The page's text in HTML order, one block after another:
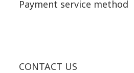
Payment service method
CONTACT US